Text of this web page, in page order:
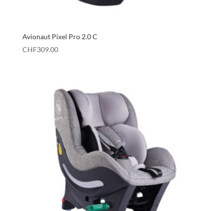
Avionaut Pixel Pro 2.0 C
CHF309.00